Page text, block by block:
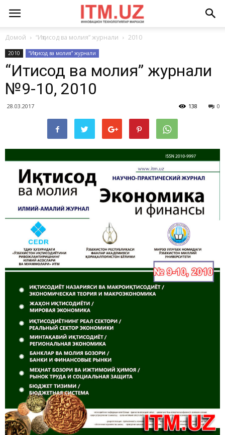
Домой “Иқтисод ва молия” журнали 2010
2010 “Иқтисод ва молия” журнали
“Иқтисод ва молия” журнали
№9-10, 2010
28.03.2017 0
138